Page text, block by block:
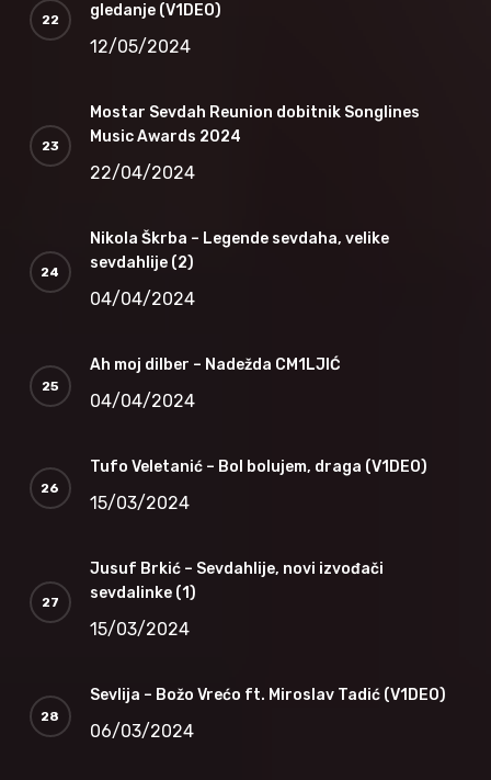
gledanje (V1DEO)
12/05/2024
Mostar Sevdah Reunion dobitnik Songlines
Music Awards 2024
22/04/2024
Nikola Škrba – Legende sevdaha, velike
sevdahlije (2)
04/04/2024
Ah moj dilber – Nadežda CM1LJIĆ
04/04/2024
Tufo Veletanić – Bol bolujem, draga (V1DEO)
15/03/2024
Jusuf Brkić – Sevdahlije, novi izvođači
sevdalinke (1)
15/03/2024
Sevlija – Božo Vrećo ft. Miroslav Tadić (V1DEO)
06/03/2024